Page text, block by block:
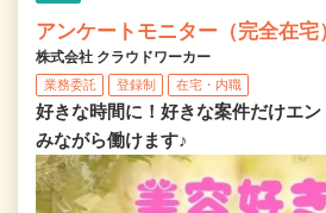
アンケートモニター（完全在宅
株式会社 クラウドワーカー
業務委託 登録制 在宅・内職
好きな時間に！好きな案件だけエ
みながら働けます♪